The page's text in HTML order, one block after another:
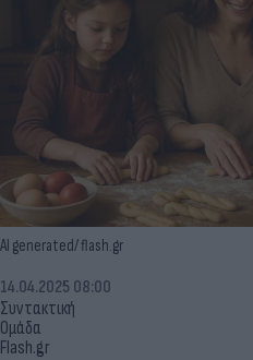
AI generated/ flash.gr
Συντακτική
Ομάδα
Flash.gr
14.04.2025 08:00